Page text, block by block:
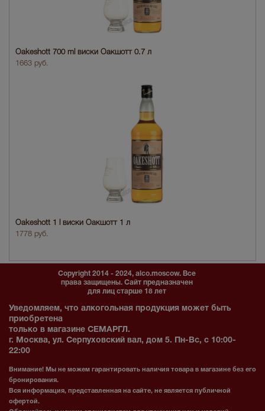
Oakeshott 700 ml виски Оакшотт 0.7 л
1663 руб.
Oakeshott 1 l виски Оакшотт 1 л
1778 руб.
Copyright 2014 - 2024, alco.moscow. Все
права защищены. Сайт предназначен
для лиц старше 18 лет
Уведомляем, что алкогольная продукция может быть
приобретена
только в магазине СЕМАРГЛ.
г. Москва, ул. Серпуховский вал, дом 5. Пн-Вс, с 10:00-
22:00
Внимание! Мы не можем гарантировать наличия товара в магазине без его
бронирования.
Вся информация, представленная на сайте, не является публичной
офертой.